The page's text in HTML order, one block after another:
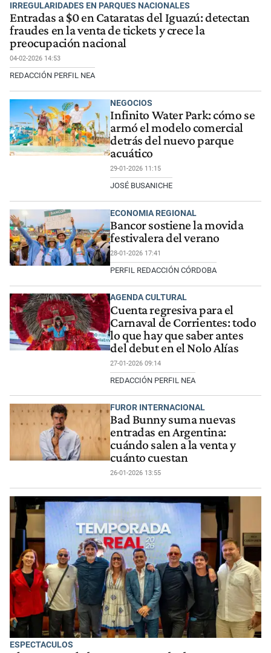
IRREGULARIDADES EN PARQUES NACIONALES
Entradas a $0 en Cataratas del Iguazú: detectan
fraudes en la venta de tickets y crece la
preocupación nacional
04-02-2026 14:53
REDACCIÓN PERFIL NEA
NEGOCIOS
Infinito Water Park: cómo se
armó el modelo comercial
detrás del nuevo parque
acuático
29-01-2026 11:15
JOSÉ BUSANICHE
ECONOMIA REGIONAL
Bancor sostiene la movida
festivalera del verano
28-01-2026 17:41
PERFIL REDACCIÓN CÓRDOBA
AGENDA CULTURAL
Cuenta regresiva para el
Carnaval de Corrientes: todo
lo que hay que saber antes
del debut en el Nolo Alías
27-01-2026 09:14
REDACCIÓN PERFIL NEA
FUROR INTERNACIONAL
Bad Bunny suma nuevas
entradas en Argentina:
cuándo salen a la venta y
cuánto cuestan
26-01-2026 13:55
ESPECTACULOS